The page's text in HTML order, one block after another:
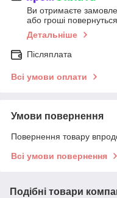
Ви отримаєте
або гроші
Детальніше
Післяплата
Всі умови оплати
Умови повернення
Повернення товару
Всі умови повернення
Подібні товари